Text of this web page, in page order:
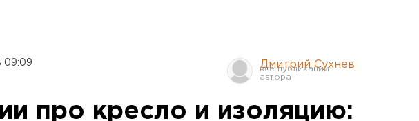
09:09 Дмитрий Сухнев
про кресло и изоляцию: